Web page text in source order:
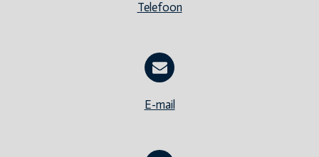
Telefoon
E-mail